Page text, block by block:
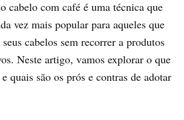
cabelo com café é uma técnica que
vez mais popular para aqueles que
cabelos sem recorrer a produtos
Neste artigo, vamos explorar o que
quais são os prós e contras de adotar